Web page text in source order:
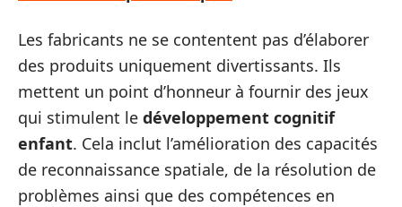
Les fabricants ne se contentent pas d’élaborer
des produits uniquement divertissants. Ils
mettent un point d’honneur à fournir des jeux
qui stimulent le développement cognitif
enfant. Cela inclut l’amélioration des capacités
de reconnaissance spatiale, de la résolution de
problèmes ainsi que des compétences en